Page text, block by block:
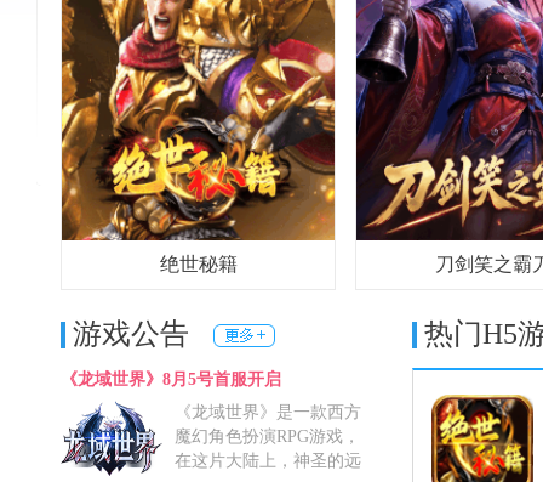
绝世秘籍
进入游戏
刀剑笑之霸
进入游戏
游戏公告
《龙域世界》8月5号首服开启
《龙域世界》是一款西方
魔幻角色扮演RPG游戏，
在这片大陆上，神圣的远
热门H5